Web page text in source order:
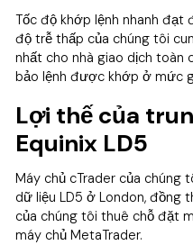
Tốc độ khớp lệnh nhanh
độ trễ thấp của chúng tôi
nhất cho nhà giao dịch toàn
bảo lệnh được khớp ở mức
Lợi thế của
Equinix LD5
Máy chủ cTrader của
dữ liệu LD5 ở London, đồng
của chúng tôi thuê chỗ đặt
máy chủ MetaTrader.